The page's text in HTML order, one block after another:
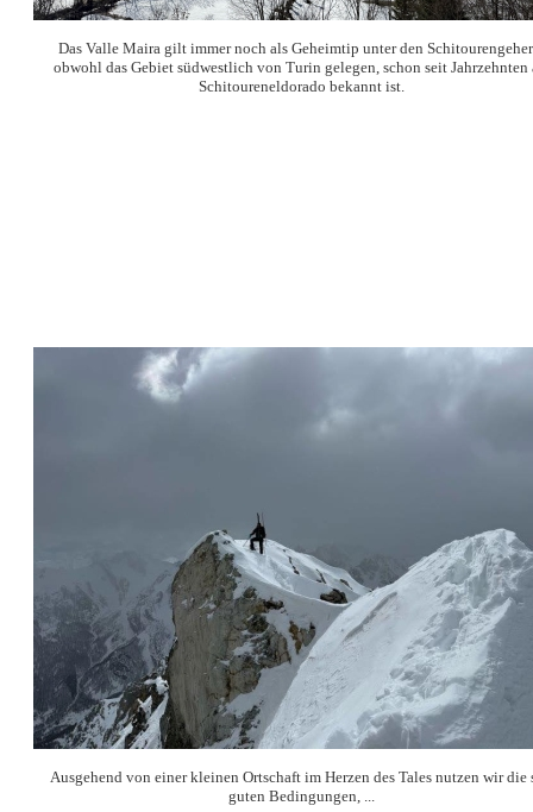
Das Valle Maira gilt immer noch als Geheimtip unter den
obwohl das Gebiet südwestlich von Turin gelegen, schon seit Jahrzehnten
Schitoureneldorado bekannt ist.
Ausgehend von einer kleinen Ortschaft im Herzen des Tales nutzen wir die
guten Bedingungen, ...